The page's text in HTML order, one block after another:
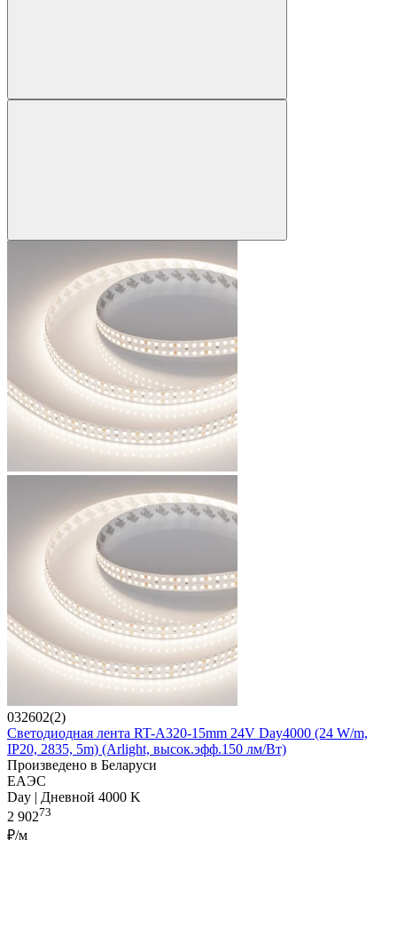
032602(2)
Светодиодная лента RT-A320-15mm 24V Day4000 (24 W/m,
IP20, 2835, 5m) (Arlight, высок.эфф.150 лм/Вт)
Произведено в Беларуси
ЕАЭС
Day | Дневной 4000 K
2 90273
₽/м